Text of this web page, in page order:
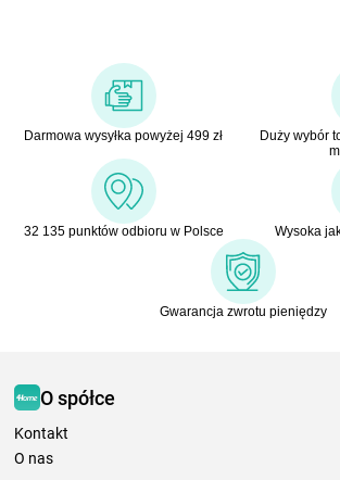
Darmowa wysyłka powyżej 499 zł
Duży wybór
32 135 punktów odbioru w Polsce Wysoka
Gwarancja zwrotu pieniędzy
O spółce
Kontakt
O nas